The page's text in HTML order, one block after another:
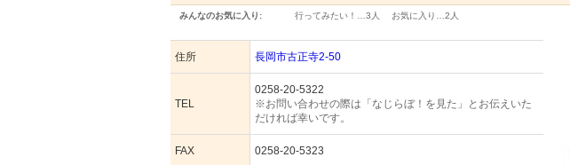
みんなのお気に入り: 行ってみたい！… 3人 お気に入り… 2人
住所 長岡市古正寺2-50
TEL
0258-20-5322
※お問い合わせの際は「なじらぼ！を見た」とお伝えいた
だければ幸いです。
FAX 0258-20-5323